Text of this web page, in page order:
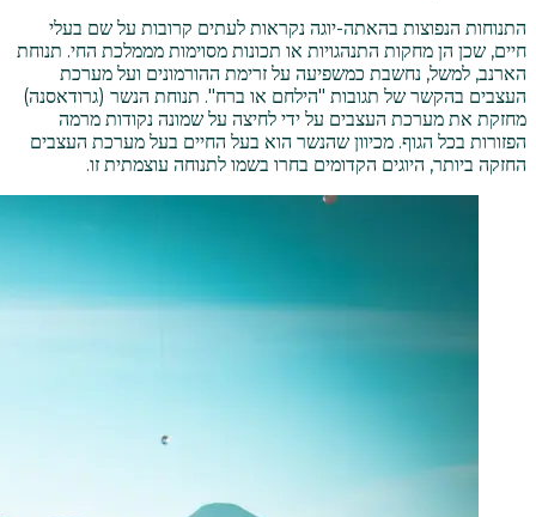
התנוחות הנפוצות בהאתה-יוגה נקראות לעתים קרובות על שם בעלי
חיים, שכן הן מחקות התנהגויות או תכונות מסוימות מממלכת החי. תנוחת
הארנב, למשל, נחשבת כמשפיעה על זרימת ההורמונים ועל מערכת
העצבים בהקשר של תגובות "הילחם או ברח". תנוחת הנשר (גרודאסנה)
מחזקת את מערכת העצבים על ידי לחיצה על שמונה נקודות מרמה
הפזורות בכל הגוף. מכיוון שהנשר הוא בעל החיים בעל מערכת העצבים
החזקה ביותר, היוגים הקדומים בחרו בשמו לתנוחה עוצמתית זו.